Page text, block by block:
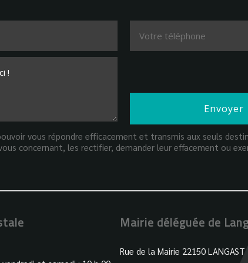
vous répondre efficacement et transmis aux seuls
concernant, les rectifier, demander leur effacement ou
Mairie déléguée de
Rue de la Mairie 22150 LANGAST